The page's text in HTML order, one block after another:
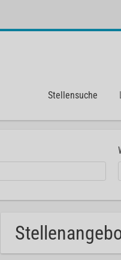
Stellensuche